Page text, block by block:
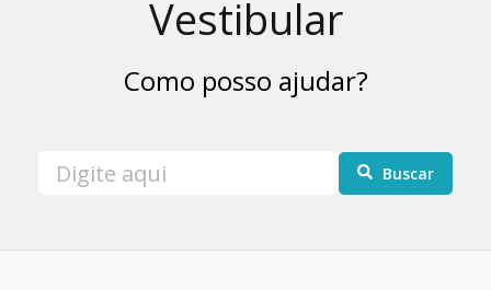
Vestibular
Como posso ajudar?
Buscar